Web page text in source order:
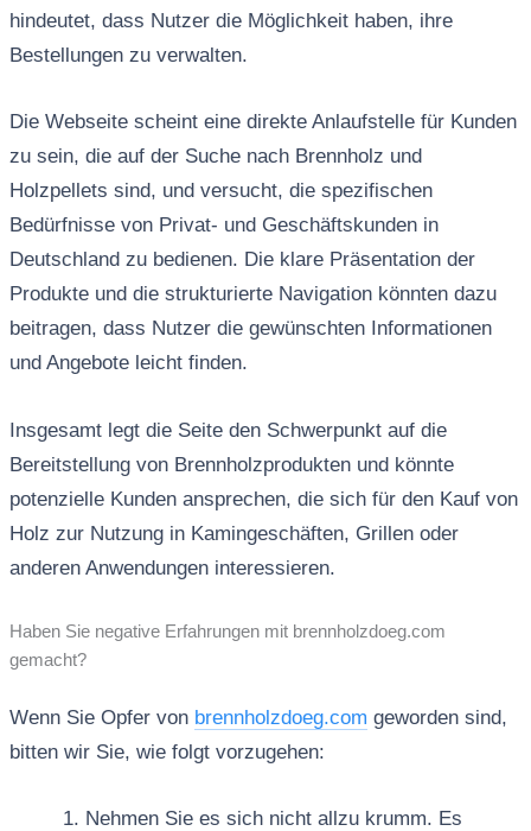
hindeutet, dass Nutzer die Möglichkeit haben, ihre
Bestellungen zu verwalten.
Die Webseite scheint eine direkte Anlaufstelle für Kunden
zu sein, die auf der Suche nach Brennholz und
Holzpellets sind, und versucht, die spezifischen
Bedürfnisse von Privat- und Geschäftskunden in
Deutschland zu bedienen. Die klare Präsentation der
Produkte und die strukturierte Navigation könnten dazu
beitragen, dass Nutzer die gewünschten Informationen
und Angebote leicht finden.
Insgesamt legt die Seite den Schwerpunkt auf die
Bereitstellung von Brennholzprodukten und könnte
potenzielle Kunden ansprechen, die sich für den Kauf von
Holz zur Nutzung in Kamingeschäften, Grillen oder
anderen Anwendungen interessieren.
Haben Sie negative Erfahrungen mit brennholzdoeg.com
gemacht?
Wenn Sie Opfer von brennholzdoeg.com geworden sind,
bitten wir Sie, wie folgt vorzugehen:
Nehmen Sie es sich nicht allzu krumm. Es